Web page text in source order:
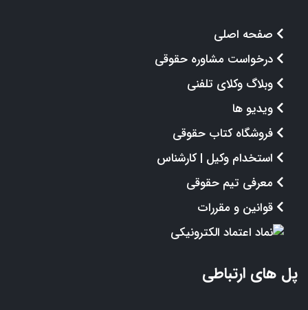
صفحه اصلی
درخواست مشاوره حقوقی
وبلاگ وکلای تلفنی
ویدیو ها
فروشگاه کتاب حقوقی
استخدام وکیل | کارشناس
معرفی تیم حقوقی
قوانین و مقررات
پل های ارتباطی